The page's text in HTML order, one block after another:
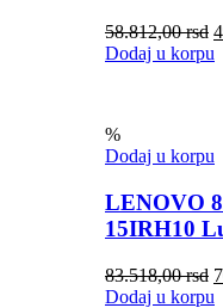
58.812,00rsd
Dodaj u korpu
%
Dodaj u korpu
LENOVO
15IRH10
83.518,00rsd
Dodaj u korpu